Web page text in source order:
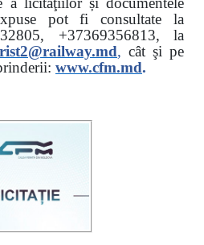
pot fi consultate la
+37369356813, la
, cât şi pe
www.cfm.md.